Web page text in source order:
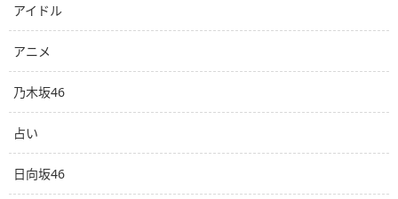
アイドル
アニメ
乃木坂46
占い
日向坂46